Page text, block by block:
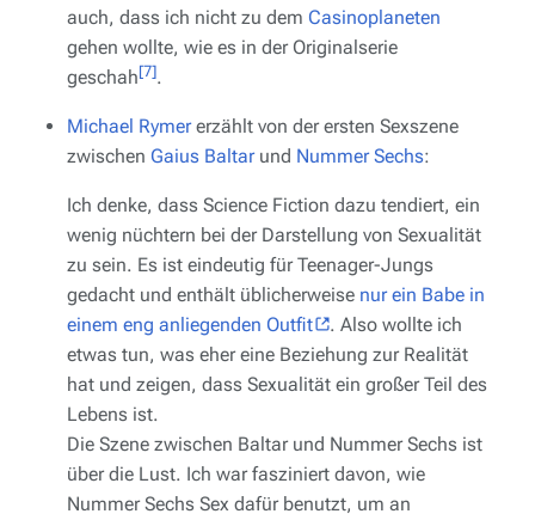
auch, dass ich nicht zu dem Casinoplaneten
gehen wollte, wie es in der Originalserie
geschah[7].
Michael Rymererzählt von der ersten Sexszene
zwischen Gaius Baltarund Nummer Sechs:
Ich denke, dass Science Fiction dazu tendiert, ein
wenig nüchtern bei der Darstellung von Sexualität
zu sein. Es ist eindeutig für Teenager-Jungs
gedacht und enthält üblicherweise nur ein Babe in
einem eng anliegenden Outfit
. Also wollte ich
etwas tun, was eher eine Beziehung zur Realität
hat und zeigen, dass Sexualität ein großer Teil des
Lebens ist.
Die Szene zwischen Baltar und Nummer Sechs ist
über die Lust. Ich war fasziniert davon, wie
Nummer Sechs Sex dafür benutzt, um an